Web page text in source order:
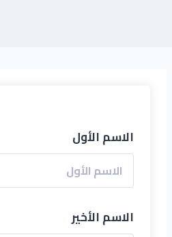
الاسم الأول
الاسم الأخير